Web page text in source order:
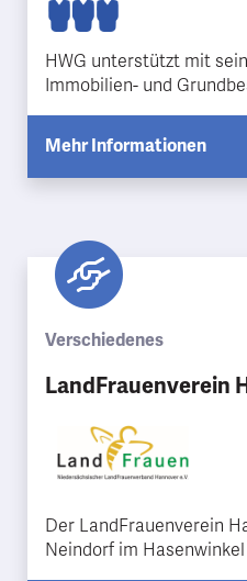
HWG unterstützt mit
Immobilien- und
jedwegen weiteren
Mehr Informationen
Verschiedenes
LandFrauenverein
Der LandFrauenverein
Neindorf im